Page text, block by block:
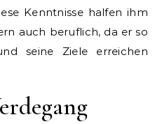
Kenntnisse halfen ihm
auch beruflich, da er so
seine Ziele erreichen